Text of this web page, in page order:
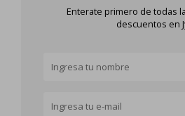
Enterate primero de todas
descuentos en